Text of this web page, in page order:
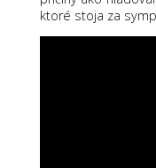
ktoré stoja za